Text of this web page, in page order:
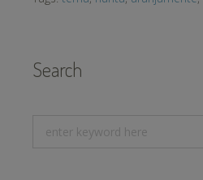
Search